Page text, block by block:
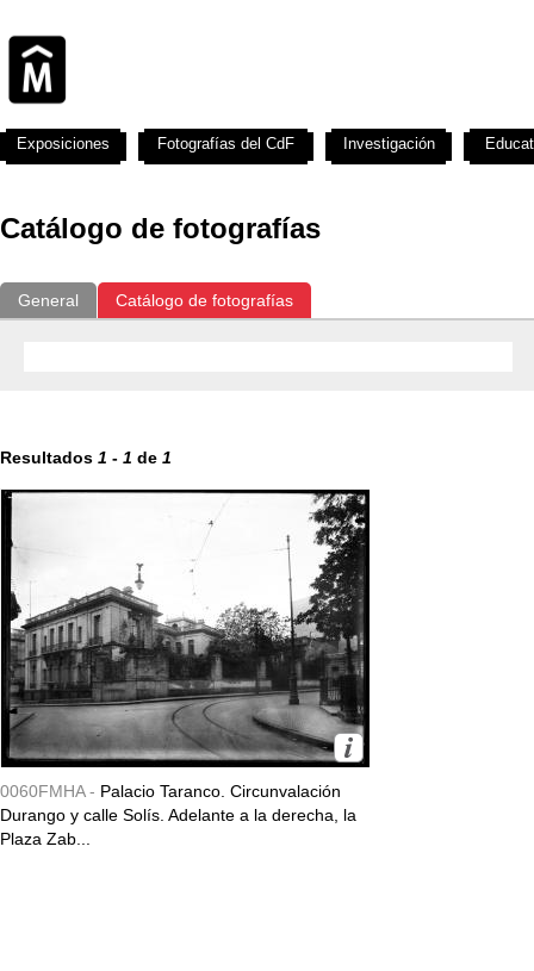
Catálogo de fotografías
General Catálogo de fotografías
Resultados 1 - 1 de 1
0060FMHA - Palacio Taranco. Circunvalación
Durango y calle Solís. Adelante a la derecha, la
Plaza Zab...
Exposiciones Fotografías del CdF Investigación